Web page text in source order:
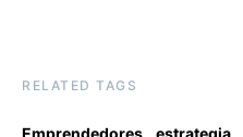
RELATED TAGS
Emprendedores estrategia